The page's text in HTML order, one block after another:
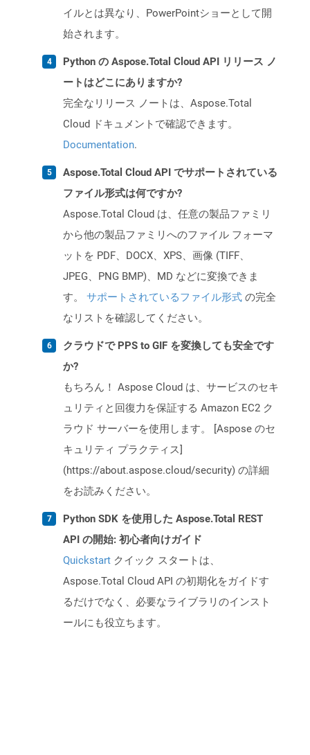
イルとは異なり、PowerPointショーとして開
始されます。
Python の Aspose.Total Cloud API リリース ノ
ートはどこにありますか?
完全なリリース ノートは、Aspose.Total
Cloud ドキュメントで確認できます。
Documentation.
Aspose.Total Cloud API でサポートされている
ファイル形式は何ですか?
Aspose.Total Cloud は、任意の製品ファミリ
から他の製品ファミリへのファイル フォーマ
ットを PDF、DOCX、XPS、画像 (TIFF、
JPEG、PNG BMP)、MD などに変換できま
す。 サポートされているファイル形式 の完全
なリストを確認してください。
クラウドで PPS to GIF を変換しても安全です
か?
もちろん！ Aspose Cloud は、サービスのセキ
ュリティと回復力を保証する Amazon EC2 ク
ラウド サーバーを使用します。 [Aspose のセ
キュリティ プラクティス]
(https://about.aspose.cloud/security) の詳細
をお読みください。
Python SDK を使用した Aspose.Total REST
API の開始: 初心者向けガイド
Quickstart クイック スタートは、
Aspose.Total Cloud API の初期化をガイドす
るだけでなく、必要なライブラリのインスト
ールにも役立ちます。